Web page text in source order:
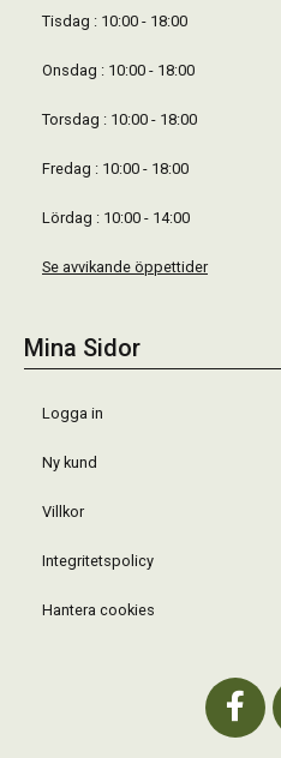
Tisdag : 10:00 - 18:00
Onsdag : 10:00 - 18:00
Torsdag : 10:00 - 18:00
Fredag : 10:00 - 18:00
Lördag : 10:00 - 14:00
Se avvikande öppettider
Mina Sidor
Logga in
Ny kund
Villkor
Integritetspolicy
Hantera cookies